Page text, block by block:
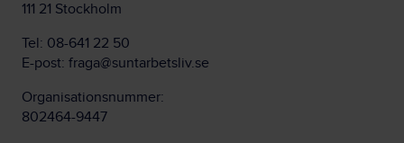
111 21 Stockholm
Tel: 08-641 22 50
E-post: fraga@suntarbetsliv.se
Organisationsnummer:
802464-9447